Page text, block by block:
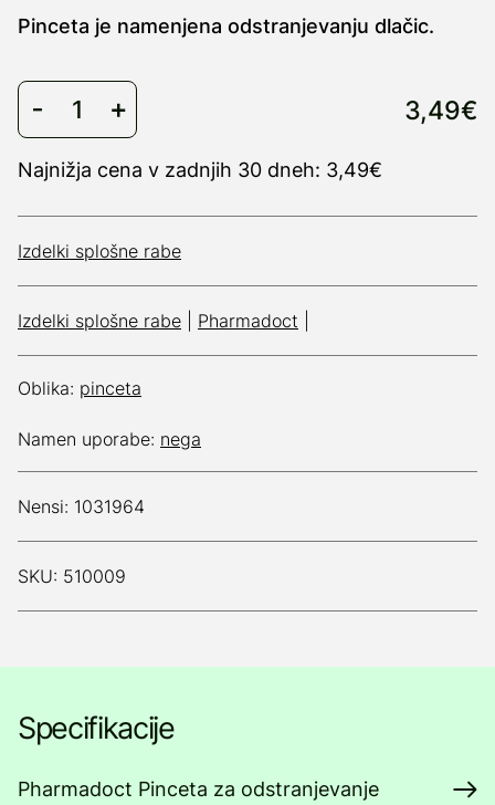
Pinceta je namenjena odstranjevanju dlačic.
3,49€
Najnižja cena v zadnjih 30 dneh: 3,49€
Izdelki splošne rabe
Izdelki splošne rabe Pharmadoct
Oblika: pinceta
Namen uporabe: nega
Nensi: 1031964
SKU: 510009
Specifikacije
Pharmadoct Pinceta za odstranjevanje